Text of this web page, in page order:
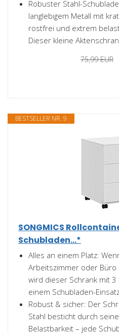
Robuster Stahl-
langlebigem Metall mit
rostfrei und extrem
Dieser kleine
75,99 EUR
BESTSELLER NR. 9
SONGMICS
Schubladen...*
Alles an einem Platz:
Arbeitszimmer oder
wird dieser Schrank mit
einem Schubladen-Einsatz
Robust & sicher: Der
Stahl besticht durch
Belastbarkeit – jede